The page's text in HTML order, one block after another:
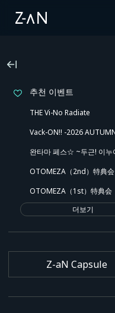
추천 이벤트
THE Vi-No Radiate
OTOMEZA（2nd）特典会
OTOMEZA（1st）特典会
더보기
Z-aN Capsule